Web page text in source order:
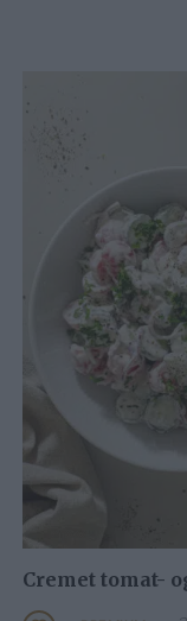
Cremet tomat-